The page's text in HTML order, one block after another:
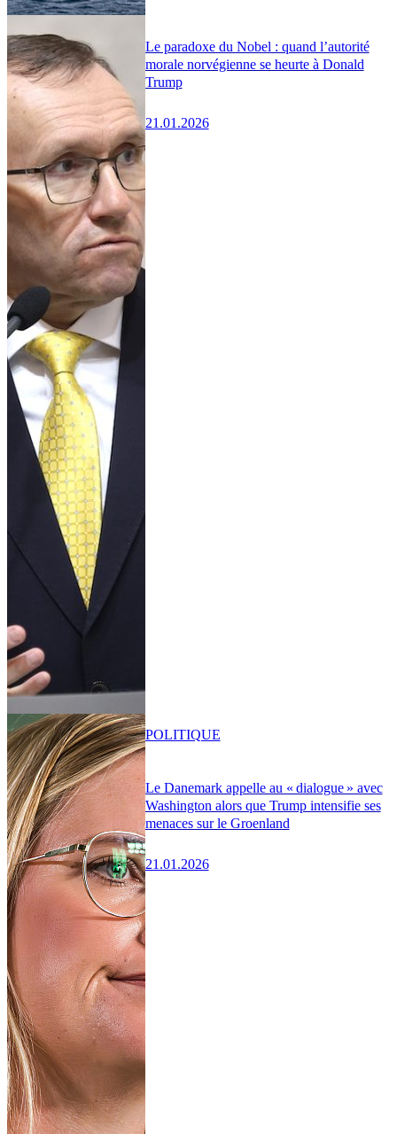
Le paradoxe du Nobel : quand l’autorité
morale norvégienne se heurte à Donald
Trump
21.01.2026
Le Danemark appelle au « dialogue » avec
Washington alors que Trump intensifie ses
menaces sur le Groenland
21.01.2026
POLITIQUE